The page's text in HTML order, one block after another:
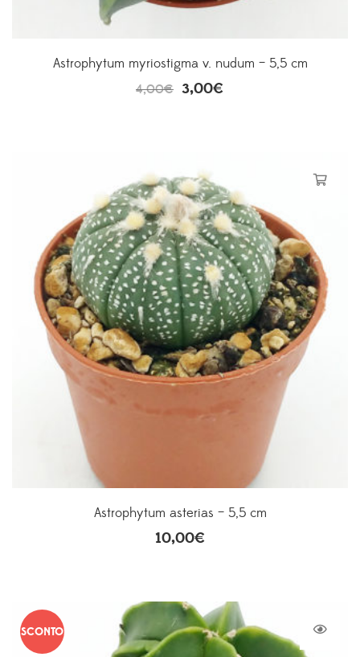
Astrophytum myriostigma v. nudum – 5,5 cm
4,00€ 3,00€
Astrophytum asterias – 5,5 cm
10,00€
SCONTO